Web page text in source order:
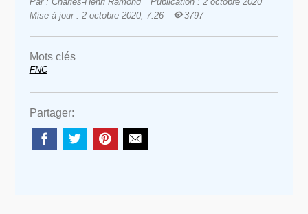
Mise à jour : 2 octobre 2020, 7:26
3797
Mots clés
FNC
Partager: